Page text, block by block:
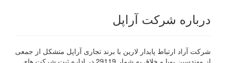
درباره شرکت آراپل
شرکت آراد ارتباط پایدار لارین با برند تجاری آراپل متشکل از جمعی
از مهندسین پویا و خلاق به شمار 29119 در اداره ثبت شرکت های